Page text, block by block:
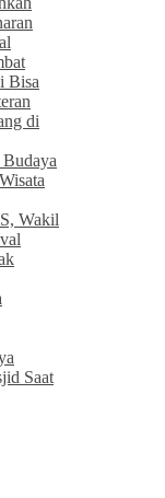
Bisa
di
Wakil
Saat